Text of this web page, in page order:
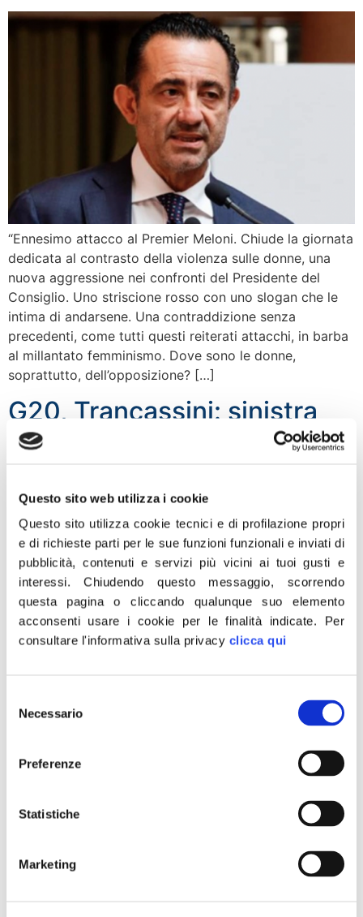
Questo sito web utilizza i cookie
Questo sito utilizza cookie tecnici e di profilazione propri
e di richieste parti per le sue funzioni funzionali e inviati di
pubblicità, contenuti e servizi più vicini ai tuoi gusti e
interessi.Chiudendo questo messaggio, scorrendo
questa pagina o cliccando qualunque suo elemento
acconsenti usare i cookie per le finalità indicate. Per
consultare l'informativa sulla privacy clicca qui
delNecessario
Preferenze
Statistiche
Marketing
“Ennesimo attacco al Premier Meloni. Chiude la giornata
dedicata al contrasto della violenza sulle donne, una
nuova aggressione nei confronti del Presidente del
Consiglio. Uno striscione rosso con uno slogan che le
intima di andarsene. Una contraddizione senza
precedenti, come tutti questi reiterati attacchi, in barba
al millantato femminismo. Dove sono le donne,
soprattutto, dell’opposizione? […]
G20, Trancassini: sinistra
astiosa attacca Meloni
“La sinistra è permeata da un sentimento: gelosia nei
manifesta questo astio gratuito? Non tanto attaccando
complimentandosi per il successo riconosciuto da tutti i
leader mondiali al G20 che hanno espressamente
Lollobrigida a Conte: